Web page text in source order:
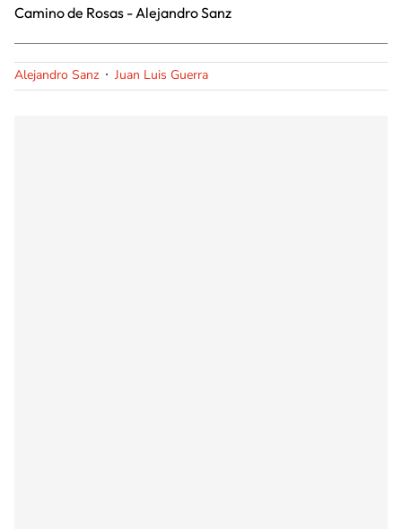
Camino de Rosas - Alejandro Sanz
Alejandro Sanz Juan Luis Guerra